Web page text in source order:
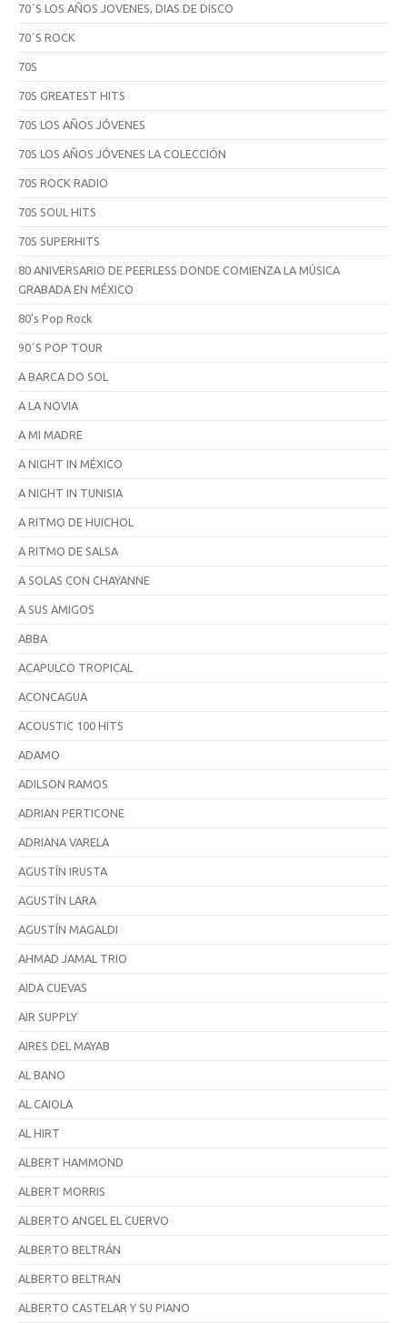
70´S LOS AÑOS JOVENES, DIAS DE DISCO
70´S ROCK
70S
70S GREATEST HITS
70S LOS AÑOS JÓVENES
70S LOS AÑOS JÓVENES LA COLECCIÓN
70S ROCK RADIO
70S SOUL HITS
70S SUPERHITS
80 ANIVERSARIO DE PEERLESS DONDE COMIENZA LA MÚSICA
GRABADA EN MÉXICO
80's Pop Rock
90´S POP TOUR
A BARCA DO SOL
A LA NOVIA
A MI MADRE
A NIGHT IN MÉXICO
A NIGHT IN TUNISIA
A RITMO DE HUICHOL
A RITMO DE SALSA
A SOLAS CON CHAYANNE
A SUS AMIGOS
ABBA
ACAPULCO TROPICAL
ACONCAGUA
ACOUSTIC 100 HITS
ADAMO
ADILSON RAMOS
ADRIAN PERTICONE
ADRIANA VARELA
AGUSTÍN IRUSTA
AGUSTÍN LARA
AGUSTÍN MAGALDI
AHMAD JAMAL TRIO
AIDA CUEVAS
AIR SUPPLY
AIRES DEL MAYAB
AL BANO
AL CAIOLA
AL HIRT
ALBERT HAMMOND
ALBERT MORRIS
ALBERTO ANGEL EL CUERVO
ALBERTO BELTRÁN
ALBERTO BELTRAN
ALBERTO CASTELAR Y SU PIANO